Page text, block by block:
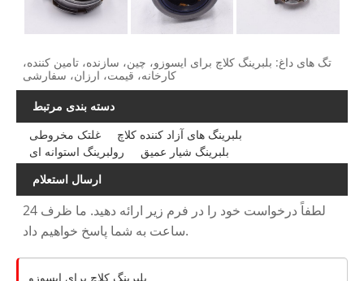
تگ های داغ: بلبرینگ کلاچ برای ایسوزو، چین، سازنده، تامین کننده،
کارخانه، قیمت، ارزان، سفارشی
دسته بندی مرتبط
غلتک مخروطی
بلبرینگ های آزاد کننده کلاچ
رولبرینگ استوانه ای
بلبرینگ شیار عمیق
ارسال استعلام
لطفاً درخواست خود را در فرم زیر ارائه دهید. ما ظرف 24
ساعت به شما پاسخ خواهیم داد.